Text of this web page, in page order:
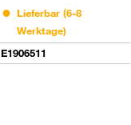
Lieferbar (6-8
Werktage)
E1906511